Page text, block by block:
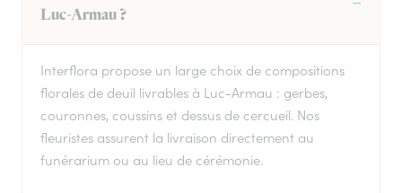
Luc-Armau ?
Interflora propose un large choix de compositions
florales de deuil livrables à Luc-Armau : gerbes,
couronnes, coussins et dessus de cercueil. Nos
fleuristes assurent la livraison directement au
funérarium ou au lieu de cérémonie.